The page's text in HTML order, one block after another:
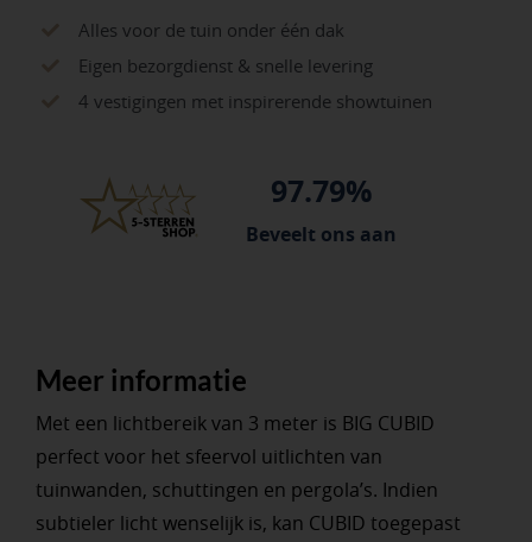
Alles voor de tuin onder één dak
Eigen bezorgdienst & snelle levering
4 vestigingen met inspirerende showtuinen
97.79%
Beveelt ons aan
Meer informatie
Met een lichtbereik van 3 meter is BIG CUBID
perfect voor het sfeervol uitlichten van
tuinwanden, schuttingen en pergola’s. Indien
subtieler licht wenselijk is, kan CUBID toegepast